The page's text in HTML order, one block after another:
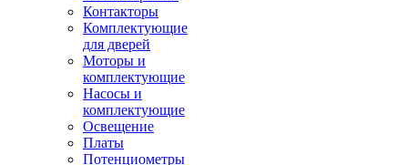
Контакторы
Комплектующие
для дверей
Моторы и
комплектующие
Насосы и
комплектующие
Освещение
Платы
Потенциометры